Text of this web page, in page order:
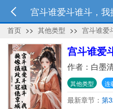
宫斗谁爱斗谁斗，
首页 >> 其他类型 >> 宫斗谁爱
宫斗谁爱
绝京城
作者： 白墨
其他类型 连
最新章节： 第